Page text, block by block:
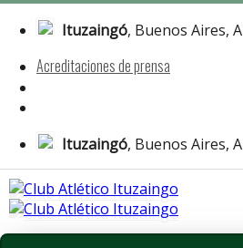
Saltar
Ituzaingó, Buenos Aires,
Acreditaciones de prensa
Ituzaingó, Buenos Aires,